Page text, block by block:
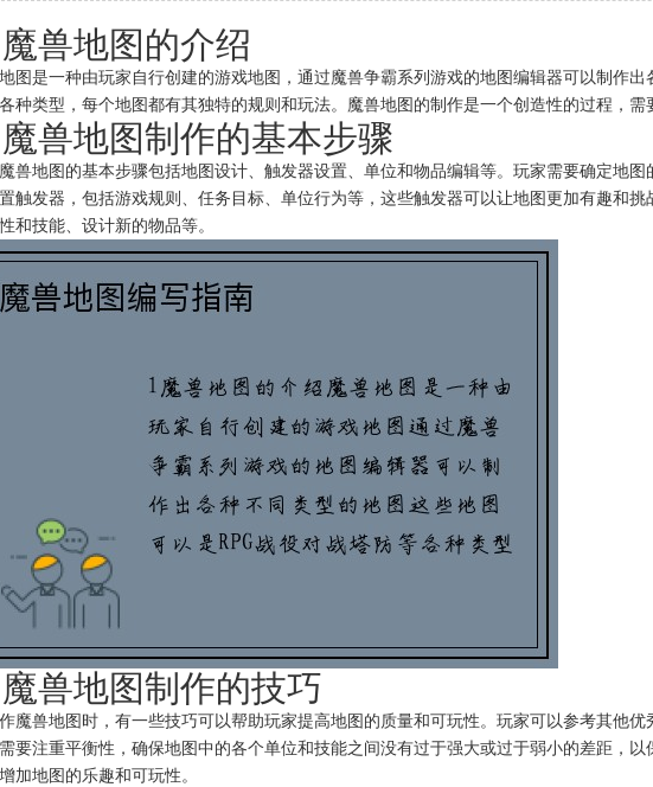
兽地图的介绍
图是一种由玩家自行创建的游戏地图，通过魔兽争霸系列游戏的地图编辑器可以制作
种类型，每个地图都有其独特的规则和玩法。魔兽地图的制作是一个创造性的过程，需
兽地图制作的基本步骤
兽地图的基本步骤包括地图设计、触发器设置、单位和物品编辑等。玩家需要确定地
触发器，包括游戏规则、任务目标、单位行为等，这些触发器可以让地图更加有趣和
和技能、设计新的物品等。
兽地图制作的技巧
魔兽地图时，有一些技巧可以帮助玩家提高地图的质量和可玩性。玩家可以参考其他
要注重平衡性，确保地图中的各个单位和技能之间没有过于强大或过于弱小的差距，
加地图的乐趣和可玩性。